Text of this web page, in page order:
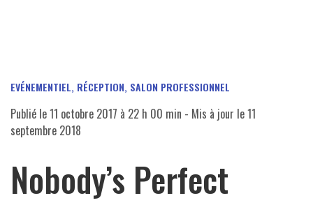
EVÉNEMENTIEL, RÉCEPTION, SALON PROFESSIONNEL
Publié le11 octobre 2017 à 22 h 00 min - Mis à jour le11
septembre 2018
Nobody’s Perfect